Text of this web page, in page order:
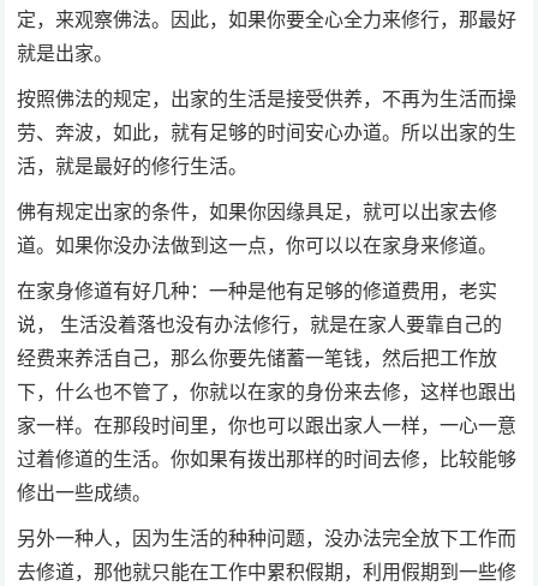
定，来观察佛法。因此，如果你要全心全力来修行，那最好
就是出家。
按照佛法的规定，出家的生活是接受供养，不再为生活而操
劳、奔波，如此，就有足够的时间安心办道。所以出家的生
活，就是最好的修行生活。
佛有规定出家的条件，如果你因缘具足，就可以出家去修
道。如果你没办法做到这一点，你可以以在家身来修道。
在家身修道有好几种：一种是他有足够的修道费用，老实
说， 生活没着落也没有办法修行，就是在家人要靠自己的
经费来养活自己，那么你要先储蓄一笔钱，然后把工作放
下，什么也不管了，你就以在家的身份来去修，这样也跟出
家一样。在那段时间里，你也可以跟出家人一样，一心一意
过着修道的生活。你如果有拨出那样的时间去修，比较能够
修出一些成绩。
另外一种人，因为生活的种种问题，没办法完全放下工作而
去修道，那他就只能在工作中累积假期，利用假期到一些修